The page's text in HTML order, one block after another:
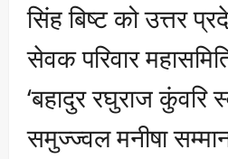
सिंह बिष्ट को उत्तर
सेवक परिवार
‘बहादुर रघुराज कुंवरि
समुज्ज्वल मनीषा